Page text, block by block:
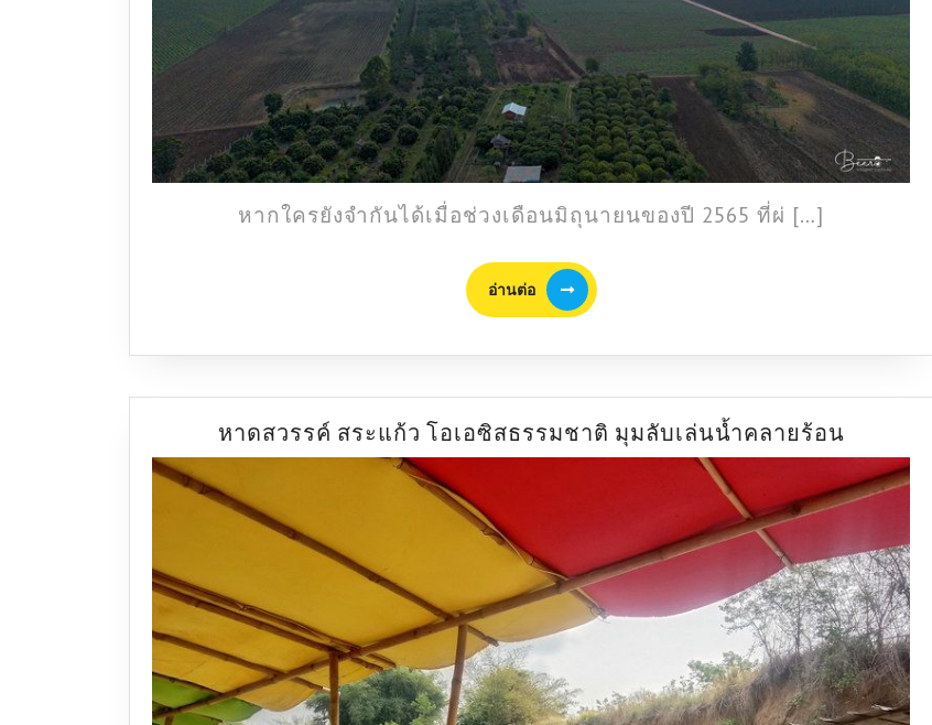
หากใครยังจำกันได้เมื่อช่วงเดือนมิถุนายนของปี 2565 ที่ผ่ […]
อ่านต่อ
อ่าน
ต่อ
หาดสวรรค์ สระแก้ว โอเอซิสธรรมชาติ มุมลับเล่นน้ำคลายร้อนหาด
สวรรค์
สระแก้ว
โอเอซิส
ธรรมชาติ
มุม
ลับ
เล่น
น้ำ
คลาย
ร้อน